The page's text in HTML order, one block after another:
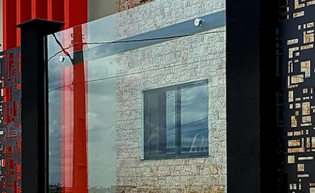
hsprecisao
10 de nov. de 2021
2 min de leitura
HS ENTREVISTA - ALF